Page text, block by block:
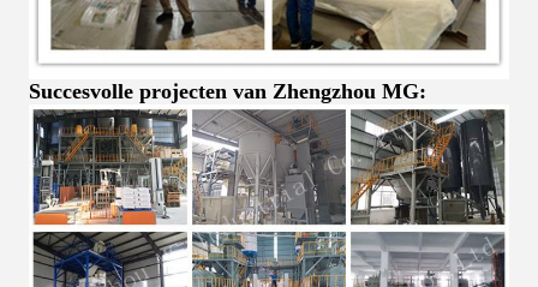
Succesvolle projecten van Zhengzhou MG: